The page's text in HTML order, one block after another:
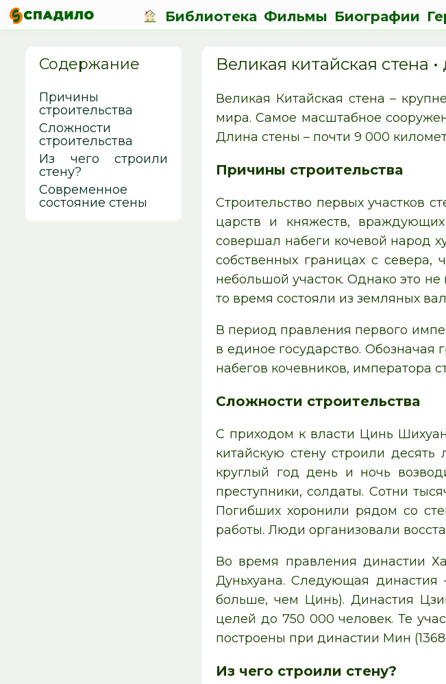
Библиотека Фильмы Биографии
Великая китайская стена
Великая Китайская стена –
мира. Самое масштабное
Длина стены – почти 9 000
Причины строительства
Строительство первых участков
царств и княжеств,
совершал набеги кочевой народ
собственных границах с севера,
небольшой участок. Однако это
то время состояли из земляных
В период правления первого
в единое государство.
набегов кочевников, императора
Сложности строительства
С приходом к власти Цинь
китайскую стену строили
круглый год день и ночь
преступники, солдаты. Сотни
Погибших хоронили рядом со
работы. Люди организовали
Во время правления династии
Дуньхуана. Следующая династия
больше, чем Цинь). Династия
целей до 750 000 человек. Те
построены при династии Мин
Из чего строили стену?
Содержание
Причины
строительства
Сложности
строительства
Из чего строили
стену?
Современное
состояние стены